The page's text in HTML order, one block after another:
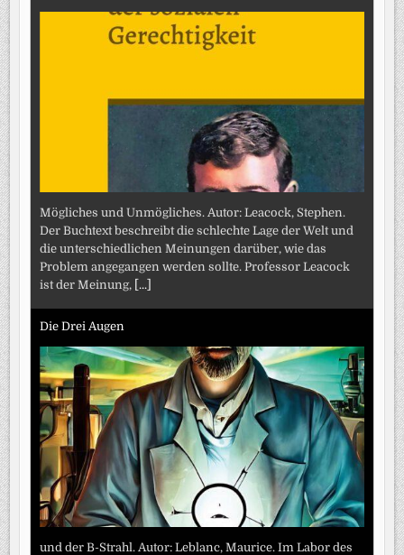
Mögliches und Unmögliches. Autor: Leacock, Stephen.
Der Buchtext beschreibt die schlechte Lage der Welt und
die unterschiedlichen Meinungen darüber, wie das
Problem angegangen werden sollte. Professor Leacock
ist der Meinung,
[...]
Die Drei Augen
und der B-Strahl. Autor: Leblanc, Maurice. Im Labor des